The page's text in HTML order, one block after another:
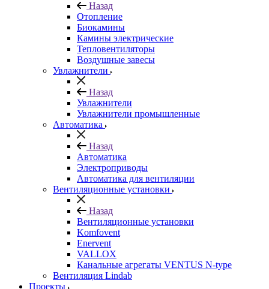
Назад
Отопление
Биокамины
Камины электрические
Тепловентиляторы
Воздушные завесы
Увлажнители
Назад
Увлажнители
Увлажнители промышленные
Автоматика
Назад
Автоматика
Электроприводы
Автоматика для вентиляции
Вентиляционные установки
Назад
Вентиляционные установки
Komfovent
Enervent
VALLOX
Канальные агрегаты VENTUS N-type
Вентиляция Lindab
Проекты